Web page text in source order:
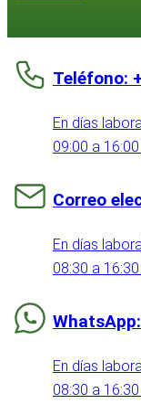
Teléfono:
En días
09:00 a 16:00
Correo
En días
08:30 a 16:30
En días
08:30 a 16:30